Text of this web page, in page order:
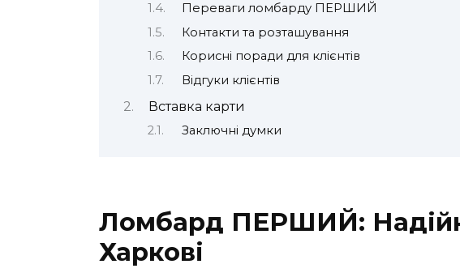
Переваги ломбарду ПЕРШИЙ
Контакти та розташування
Корисні поради для клієнтів
Відгуки клієнтів
Вставка карти
Заключні думки
Ломбард ПЕРШИЙ:
Харкові